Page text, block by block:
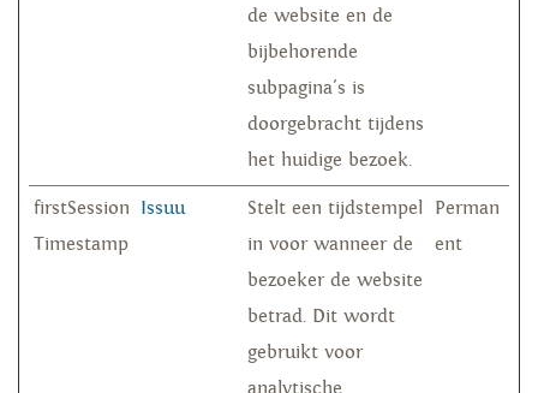
de website en de
bijbehorende
subpagina's is
doorgebracht tijdens
het huidige bezoek.
firstSession
Timestamp
Issuu
Stelt een tijdstempel
in voor wanneer de
bezoeker de website
betrad. Dit wordt
gebruikt voor
analytische
Perman
ent